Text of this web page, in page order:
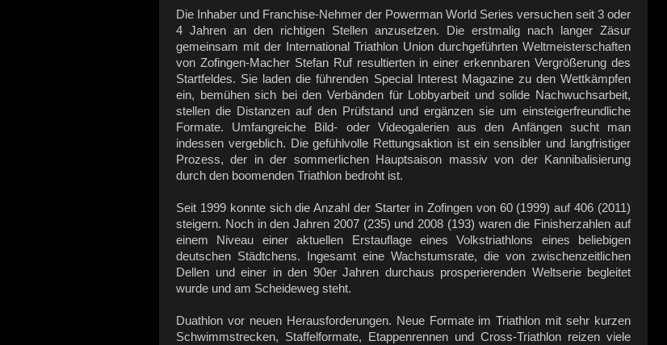
Die Inhaber und Franchise-Nehmer der Powerman World Series versuchen seit 3 oder
4 Jahren an den richtigen Stellen anzusetzen. Die erstmalig nach langer Zäsur
gemeinsam mit der International Triathlon Union durchgeführten Weltmeisterschaften
von Zofingen-Macher Stefan Ruf resultierten in einer erkennbaren Vergrößerung des
Startfeldes. Sie laden die führenden Special Interest Magazine zu den Wettkämpfen
ein, bemühen sich bei den Verbänden für Lobbyarbeit und solide Nachwuchsarbeit,
stellen die Distanzen auf den Prüfstand und ergänzen sie um einsteigerfreundliche
Formate. Umfangreiche Bild- oder Videogalerien aus den Anfängen sucht man
indessen vergeblich. Die gefühlvolle Rettungsaktion ist ein sensibler und langfristiger
Prozess, der in der sommerlichen Hauptsaison massiv von der Kannibalisierung
durch den boomenden Triathlon bedroht ist.
Seit 1999 konnte sich die Anzahl der Starter in Zofingen von 60 (1999) auf 406 (2011)
steigern. Noch in den Jahren 2007 (235) und 2008 (193) waren die Finisherzahlen auf
einem Niveau einer aktuellen Erstauflage eines Volkstriathlons eines beliebigen
deutschen Städtchens. Ingesamt eine Wachstumsrate, die von zwischenzeitlichen
Dellen und einer in den 90er Jahren durchaus prosperierenden Weltserie begleitet
wurde und am Scheideweg steht.
Duathlon vor neuen Herausforderungen. Neue Formate im Triathlon mit sehr kurzen
Schwimmstrecken, Staffelformate, Etappenrennen und Cross-Triathlon reizen viele